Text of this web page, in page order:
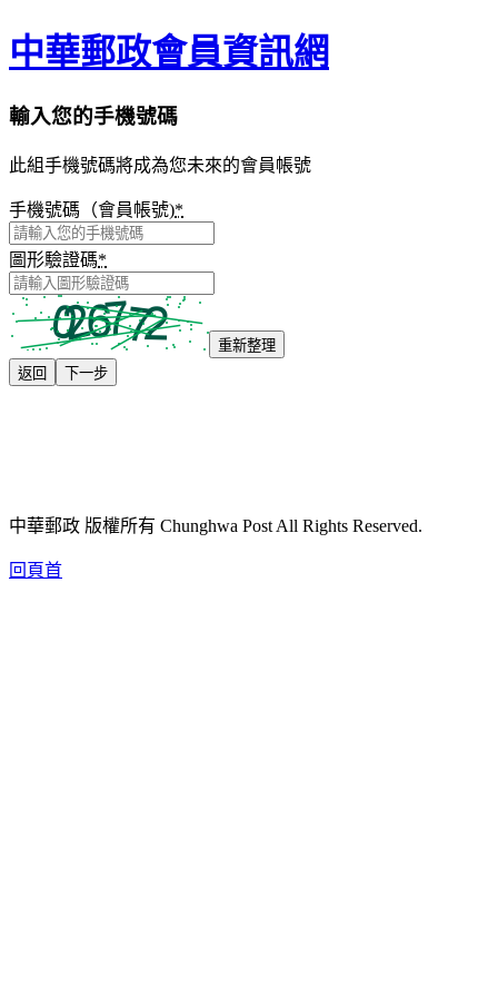
中華郵政會員資訊網
輸入您的手機號碼
此組手機號碼將成為您未來的會員帳號
手機號碼（會員帳號)*
圖形驗證碼*
重新整理
返回
下一步
中華郵政 版權所有 Chunghwa Post All Rights Reserved.
回頁首